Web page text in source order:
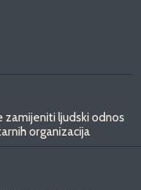
zamijeniti ljudski odnos
organizacija